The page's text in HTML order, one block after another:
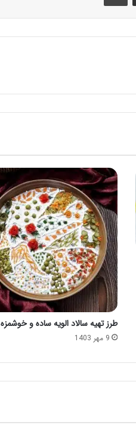
طرز تهیه سالاد الویه ساده و خوشمزه
9 مهر 1403